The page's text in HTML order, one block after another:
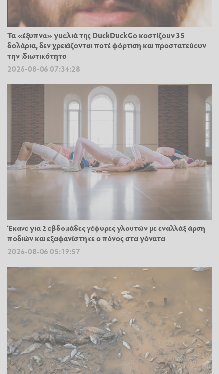
Τα «έξυπνα» γυαλιά της DuckDuckGo κοστίζουν 35
δολάρια, δεν χρειάζονται ποτέ φόρτιση και προστατεύουν
την ιδιωτικότητα
2026-08-06 07:34:28
Έκανε για 2 εβδομάδες γέφυρες γλουτών με εναλλάξ άρση
ποδιών και εξαφανίστηκε ο πόνος στα γόνατα
2026-08-06 05:19:57